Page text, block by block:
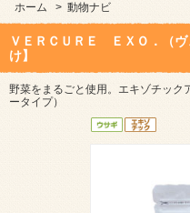
ホーム > 動物ナビ
ＶＥＲＣＵＲＥ ＥＸＯ．（
け】
野菜をまるごと使用。エキゾチック
ータイプ）